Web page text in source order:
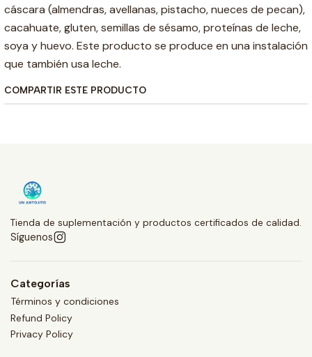
cáscara (almendras, avellanas, pistacho, nueces de pecan),
cacahuate, gluten, semillas de sésamo, proteínas de leche,
soya y huevo. Este producto se produce en una instalación
que también usa leche.
COMPARTIR ESTE PRODUCTO
Tienda de suplementación y productos certificados de calidad.
Síguenos
Categorías
Términos y condiciones
Refund Policy
Privacy Policy